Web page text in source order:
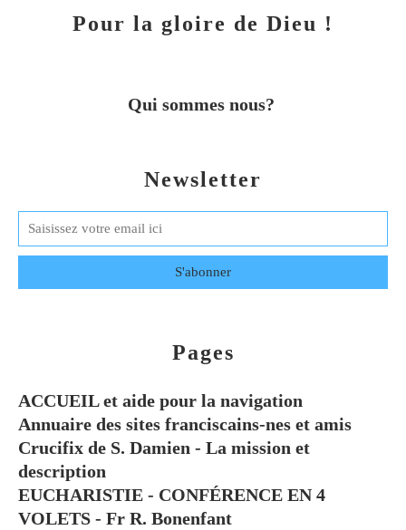
Newsletter
Pages
ACCUEIL et aide pour la navigation
Annuaire des sites franciscains-nes et amis
Crucifix de S. Damien - La mission et
description
EUCHARISTIE - CONFÉRENCE EN 4
VOLETS - Fr R. Bonenfant
Pour la gloire de Dieu !
Qui sommes nous?